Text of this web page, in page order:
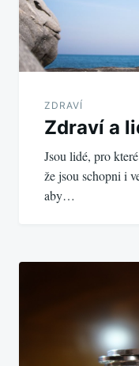
ZDRAVÍ
Zdraví a
Jsou lidé, pro
že jsou schopni i
aby…